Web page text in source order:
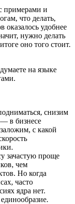
примерами и
что делать,
оказалось удобнее
нужно делать
оно того стоит.
на языке
снизим
в бизнесе
с какой
зачастую проще
чем
Но когда
часто
ядра нет.